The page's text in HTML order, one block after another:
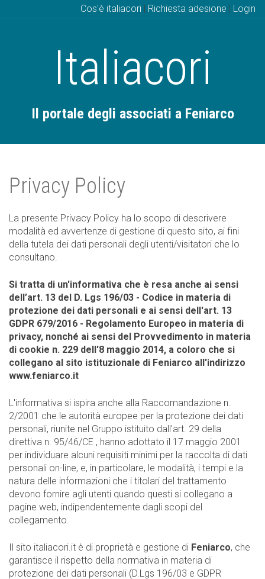
Cos'è italiacori | Richiesta adesione | Login
Italiacori
Il portale degli associati a Feniarco
Privacy Policy
La presente Privacy Policy ha lo scopo di descrivere
modalità ed avvertenze di gestione di questo sito, ai fini
della tutela dei dati personali degli utenti/visitatori che lo
consultano.
Si tratta di un'informativa che è resa anche ai sensi
dell’art. 13 del D. Lgs 196/03 - Codice in materia di
protezione dei dati personali e ai sensi dell'art. 13
GDPR 679/2016 - Regolamento Europeo in materia di
privacy, nonché ai sensi del Provvedimento in materia
di cookie n. 229 dell'8 maggio 2014, a coloro che si
collegano al sito istituzionale di Feniarco all'indirizzo
www.feniarco.it
L'informativa si ispira anche alla Raccomandazione n.
2/2001 che le autorità europee per la protezione dei dati
personali, riunite nel Gruppo istituito dall'art. 29 della
direttiva n. 95/46/CE , hanno adottato il 17 maggio 2001
per individuare alcuni requisiti minimi per la raccolta di dati
personali on-line, e, in particolare, le modalità, i tempi e la
natura delle informazioni che i titolari del trattamento
devono fornire agli utenti quando questi si collegano a
pagine web, indipendentemente dagli scopi del
collegamento.
Il sito italiacori.it è di proprietà e gestione di Feniarco, che
garantisce il rispetto della normativa in materia di
protezione dei dati personali (D.Lgs 196/03 e GDPR